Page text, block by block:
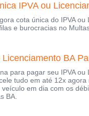
IPVA ou
cota única do IPVA ou
e burocracias no
Licenciamento BA
para pagar seu IPVA ou
tudo em até 12x agora
veículo em dia com os
BA.